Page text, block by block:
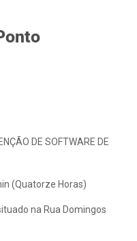
DE SOFTWARE DE
(Quatorze Horas)
na Rua Domingos